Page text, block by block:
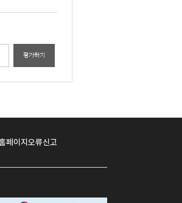
평가하기
페이지오류신고